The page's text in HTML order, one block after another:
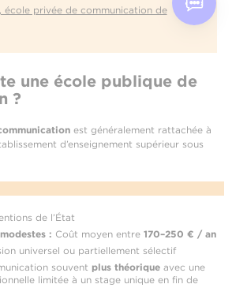
école privée de communication de
une école publique de
?
est généralement rattachée à
d’enseignement supérieur sous
de l’État
: Coût moyen entre 170–250 € / an
universel ou partiellement sélectif
souvent plus théorique avec une
limitée à un stage unique en fin de